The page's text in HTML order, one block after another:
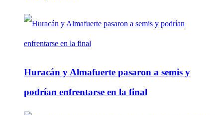
Huracán y Almafuerte pasaron a semis y
podrían enfrentarse en la final